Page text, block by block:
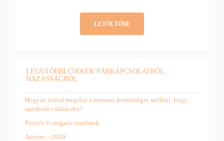
LETÖLTÖM!
LEGUTÓBBI CIKKEK PÁRKAPCSOLATRÓL,
HÁZASSÁGRÓL
Hogyan tudod megélni a mostani feszültséget anélkül, hogy
ráterheld családodra?
Pozitív és negatív érzelmek
Advent – 2020